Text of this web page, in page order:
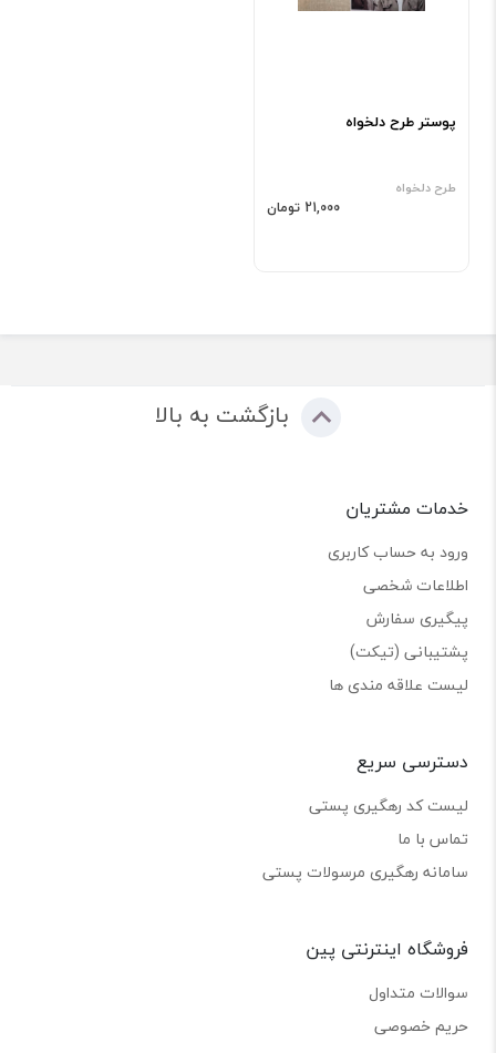
پوستر طرح دلخواه
طرح دلخواه
21,000 تومان
بازگشت به بالا
خدمات مشتریان
ورود به حساب کاربری
اطلاعات شخصی
پیگیری سفارش
پشتیبانی (تیکت)
لیست علاقه مندی ها
دسترسی سریع
لیست کد رهگیری پستی
تماس با ما
سامانه رهگیری مرسولات پستی
فروشگاه اینترنتی پین
سوالات متداول
حریم خصوصی